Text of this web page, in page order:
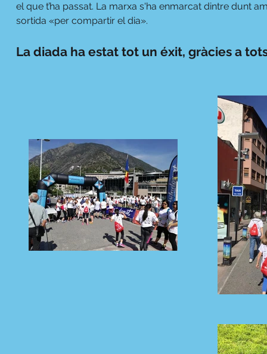
el que t’ha passat. La marxa s'ha enmarcat dintre dunt
sortida «per compartir el dia».
La diada ha estat tot un éxit, gràcies a
100%
Poliéster
transpirable